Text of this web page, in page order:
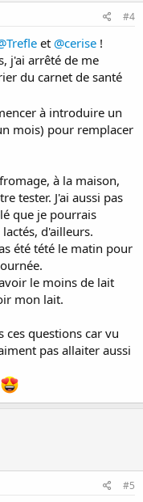
#4
et @cerise !
j'ai arrêté de me
du carnet de santé
à introduire un
mois) pour remplacer
à la maison,
tester. J'ai aussi pas
que je pourrais
d'ailleurs.
été tété le matin pour
le moins de lait
mon lait.
ces questions car vu
pas allaiter aussi
#5